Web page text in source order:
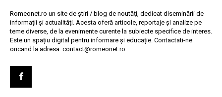
Romeonet.ro un site de știri / blog de noutăți, dedicat diseminării de
informații și actualități. Acesta oferă articole, reportaje și analize pe
teme diverse, de la evenimente curente la subiecte specifice de interes.
Este un spațiu digital pentru informare și educație. Contactati-ne
oricand la adresa: contact@romeonet.ro